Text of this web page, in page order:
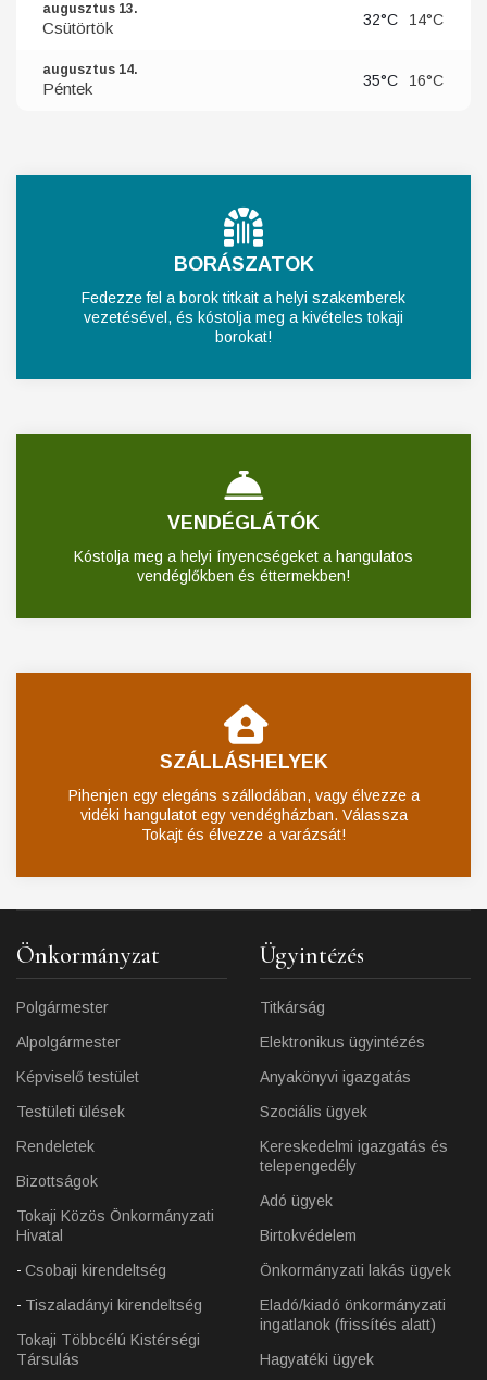
augusztus 13.
Csütörtök 32°C 14°C
augusztus 14.
Péntek 35°C 16°C
BORÁSZATOK
Fedezze fel a borok titkait a helyi szakemberek
vezetésével, és kóstolja meg a kivételes tokaji
borokat!
VENDÉGLÁTÓK
Kóstolja meg a helyi ínyencségeket a hangulatos
vendéglőkben és éttermekben!
SZÁLLÁSHELYEK
Pihenjen egy elegáns szállodában, vagy élvezze a
vidéki hangulatot egy vendégházban. Válassza
Tokajt és élvezze a varázsát!
Önkormányzat
Polgármester
Alpolgármester
Képviselő testület
Testületi ülések
Rendeletek
Bizottságok
Tokaji Közös Önkormányzati
Hivatal
Csobaji kirendeltség
Tiszaladányi kirendeltség
Tokaji Többcélú Kistérségi
Társulás
Ügyintézés
Titkárság
Elektronikus ügyintézés
Anyakönyvi igazgatás
Szociális ügyek
Kereskedelmi igazgatás és
telepengedély
Adó ügyek
Birtokvédelem
Önkormányzati lakás ügyek
Eladó/kiadó önkormányzati
ingatlanok (frissítés alatt)
Hagyatéki ügyek